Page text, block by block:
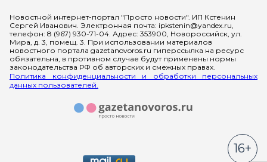
Новостной интернет-портал "Просто новости". ИП Кстенин
Сергей Иванович. Электронная почта: ipkstenin@yandex.ru,
телефон: 8 (967) 930-71-04. Адрес: 353900, Новороссийск, ул.
Мира, д. 3, помещ. 3. При использовании материалов
новостного портала gazetanovoros.ru гиперссылка на ресурс
обязательна, в противном случае будут применены нормы
законодательства РФ об авторских и смежных правах.
Политика конфиденциальности и обработки персональных
данных пользователей.
16+